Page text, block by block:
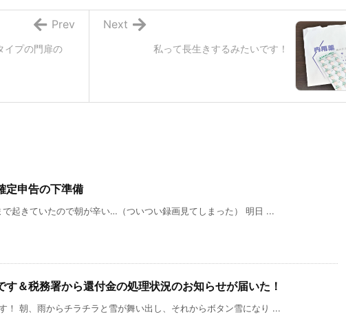
私って長生きするみたいです！
Next
イプの門扉の
Prev
定申告の下準備
で起きていたので朝が辛い…（ついつい録画見てしまった） 明日 ...
す＆税務署から還付金の処理状況のお知らせが届いた！
！ 朝、雨からチラチラと雪が舞い出し、それからボタン雪になり ...